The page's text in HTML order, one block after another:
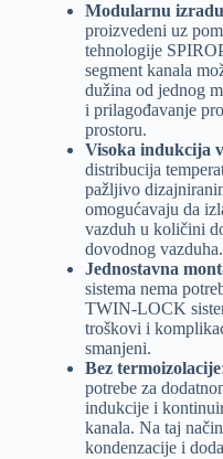
Modularnu
proizvedeni uz
tehnologije
segment kanala
dužina od jednog
i prilagođavanje
prostoru.
Visoka indukcija
distribucija
pažljivo
omogućavaju da
vazduh u količini
dovodnog vazduha.
Jednostavna
sistema nema
TWIN-LOCK
troškovi i
smanjeni.
Bez termoizolacije
potrebe za
indukcije i
kanala. Na taj
kondenzacije i